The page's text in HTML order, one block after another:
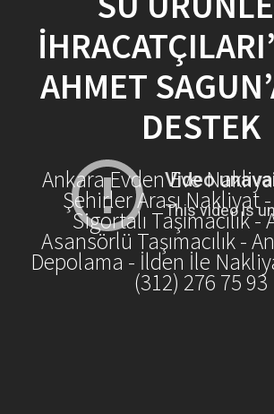
AHMET
DESTEK
Ankara Evden Eve
Şehirler Arası Nakliyat
Sigortalı Taşımacılık -
Asansörlü Taşımacılık -
Depolama - İlden İle
(312) 276 75 93